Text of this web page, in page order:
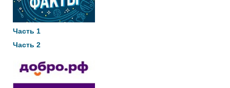
Часть 1
Часть 2